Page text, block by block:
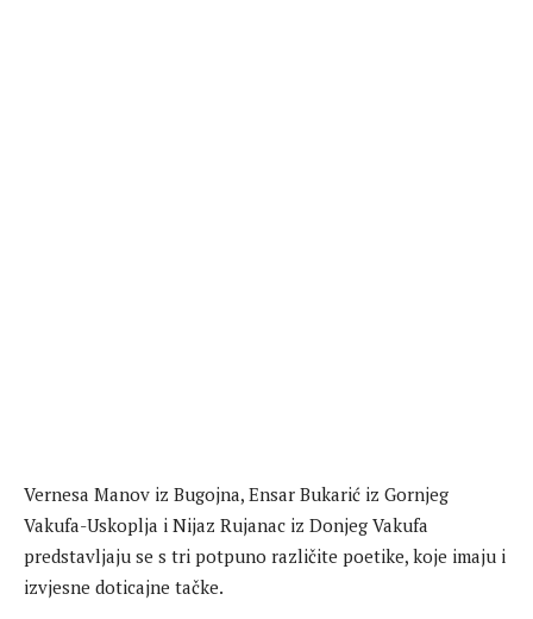
Vernesa Manov iz Bugojna, Ensar Bukarić iz Gornjeg
Vakufa-Uskoplja i Nijaz Rujanac iz Donjeg Vakufa
predstavljaju se s tri potpuno različite poetike, koje imaju i
izvjesne doticajne tačke.